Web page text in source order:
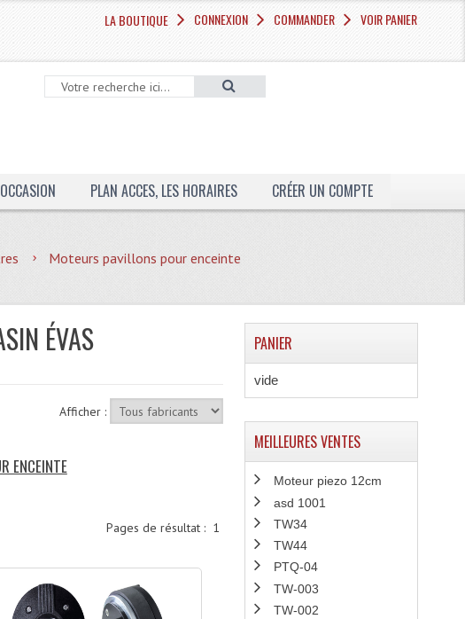
LA BOUTIQUE CONNEXION COMMANDER VOIR PANIER
PLAN ACCES, LES HORAIRES CRÉER UN COMPTE
Moteurs pavillons pour enceinte
ÉVAS
Afficher :
ENCEINTE
Pages de résultat : 1
PANIER
vide
MEILLEURES VENTES
Moteur piezo 12cm
asd 1001
TW34
TW44
PTQ-04
TW-003
TW-002